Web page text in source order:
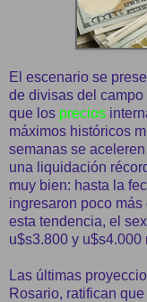
El escenario se
de divisas del
que los precios
máximos históricos
semanas se
una liquidación
muy bien: hasta la
ingresaron poco
esta tendencia, el
u$s3.800 y u$s4.000
Las últimas
Rosario, ratifican